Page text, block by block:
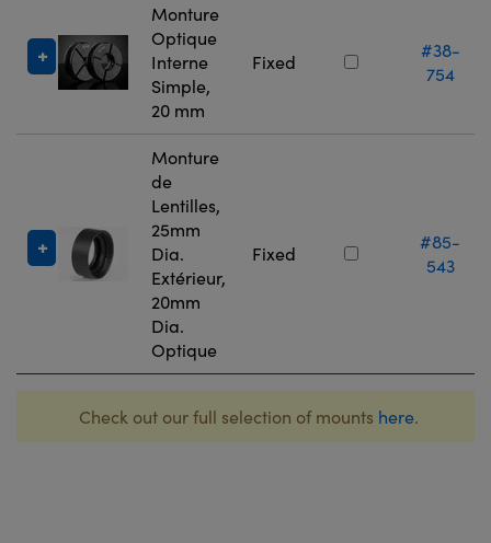
Monture
Optique
Interne
Simple,
20 mm
Fixed
#38-
754
Monture
de
Lentilles,
25mm
Dia.
Extérieur,
20mm
Dia.
Optique
Fixed
#85-
543
Check out our full selection of mounts here.